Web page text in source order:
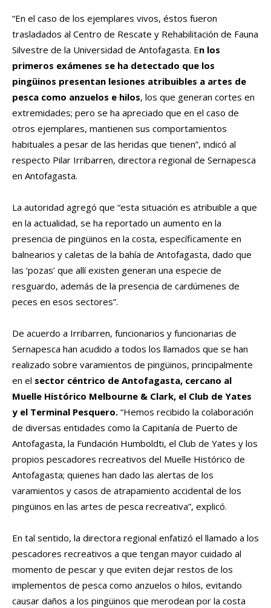
“En el caso de los ejemplares vivos, éstos fueron
trasladados al Centro de Rescate y Rehabilitación de Fauna
Silvestre de la Universidad de Antofagasta. En los
primeros exámenes se ha detectado que los
pingüinos presentan lesiones atribuibles a artes de
pesca como anzuelos e hilos, los que generan cortes en
extremidades; pero se ha apreciado que en el caso de
otros ejemplares, mantienen sus comportamientos
habituales a pesar de las heridas que tienen”, indicó al
respecto Pilar Irribarren, directora regional de Sernapesca
en Antofagasta.
La autoridad agregó que “esta situación es atribuible a que
en la actualidad, se ha reportado un aumento en la
presencia de pingüinos en la costa, específicamente en
balnearios y caletas de la bahía de Antofagasta, dado que
las ‘pozas’ que allí existen generan una especie de
resguardo, además de la presencia de cardúmenes de
peces en esos sectores”.
De acuerdo a Irribarren, funcionarios y funcionarias de
Sernapesca han acudido a todos los llamados que se han
realizado sobre varamientos de pingüinos, principalmente
en el sector céntrico de Antofagasta, cercano al
Muelle Histórico Melbourne & Clark, el Club de Yates
y el Terminal Pesquero. “Hemos recibido la colaboración
de diversas entidades como la Capitanía de Puerto de
Antofagasta, la Fundación Humboldti, el Club de Yates y los
propios pescadores recreativos del Muelle Histórico de
Antofagasta; quienes han dado las alertas de los
varamientos y casos de atrapamiento accidental de los
pingüinos en las artes de pesca recreativa”, explicó.
En tal sentido, la directora regional enfatizó el llamado a los
pescadores recreativos a que tengan mayor cuidado al
momento de pescar y que eviten dejar restos de los
implementos de pesca como anzuelos o hilos, evitando
causar daños a los pingüinos que merodean por la costa